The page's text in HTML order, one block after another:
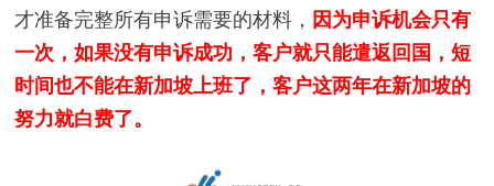
才准备完整所有申诉需要的材料， 因为申诉机会只有
一次，如果没有申诉成功，客户就只能遣返回国，短
时间也不能在新加坡上班了，客户这两年在新加坡的
努力就白费了。